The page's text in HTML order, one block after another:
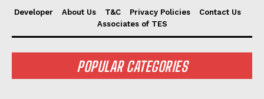
Developer About Us T&C Privacy Policies
Contact Us
Associates of TES
POPULAR CATEGORIES